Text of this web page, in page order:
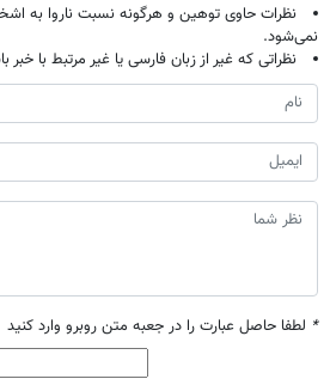
نظرات حاوی توهین و هرگونه نسبت ناروا به
نمی‌شود.
نظراتی که غیر از زبان فارسی یا غیر مرتبط با
* لطفا حاصل عبارت را در جعبه متن روبرو وارد کنید